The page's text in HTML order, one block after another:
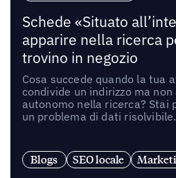
Schede «Situato
apparire nella ricerca
trovino in negozio
Cosa succede quando la tua
condivide un indirizzo ma
autonomo nella ricerca? Stai
un problema di dati risolvibile.
Blogs SEO locale